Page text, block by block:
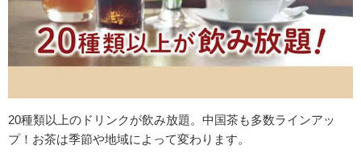
20種類以上のドリンクが飲み放題。中国茶も多数ラインアッ
プ！ お茶は季節や地域によって変わります。